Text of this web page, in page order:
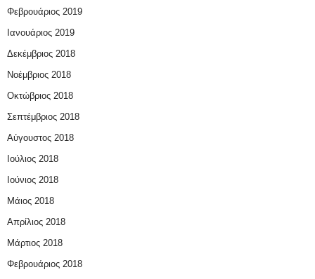
Φεβρουάριος 2019
Ιανουάριος 2019
Δεκέμβριος 2018
Νοέμβριος 2018
Οκτώβριος 2018
Σεπτέμβριος 2018
Αύγουστος 2018
Ιούλιος 2018
Ιούνιος 2018
Μάιος 2018
Απρίλιος 2018
Μάρτιος 2018
Φεβρουάριος 2018